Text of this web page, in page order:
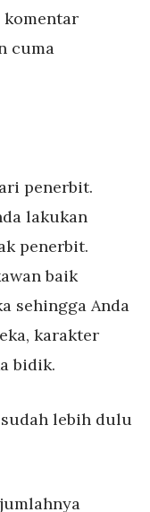
komentar
cuma
penerbit.
lakukan
penerbit.
baik
sehingga Anda
karakter
bidik.
lebih dulu